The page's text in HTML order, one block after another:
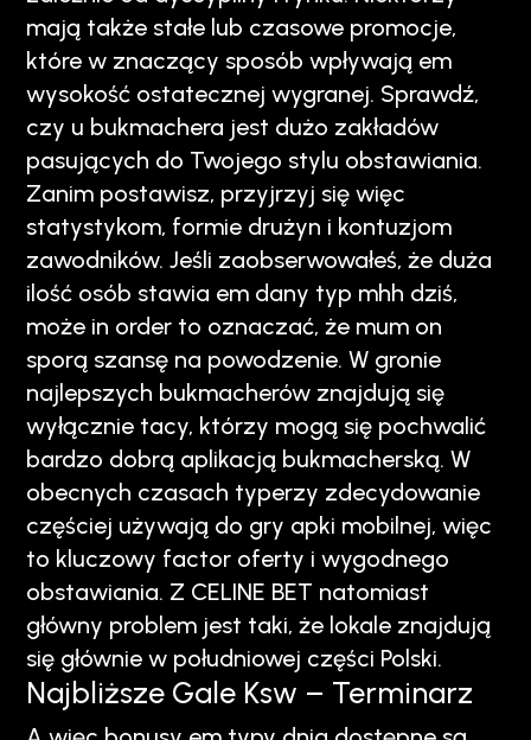
mają także stałe lub czasowe promocje,
które w znaczący sposób wpływają em
wysokość ostatecznej wygranej. Sprawdź,
czy u bukmachera jest dużo zakładów
pasujących do Twojego stylu obstawiania.
Zanim postawisz, przyjrzyj się więc
statystykom, formie drużyn i kontuzjom
zawodników. Jeśli zaobserwowałeś, że duża
ilość osób stawia em dany typ mhh dziś,
może in order to oznaczać, że mum on
sporą szansę na powodzenie. W gronie
najlepszych bukmacherów znajdują się
wyłącznie tacy, którzy mogą się pochwalić
bardzo dobrą aplikacją bukmacherską. W
obecnych czasach typerzy zdecydowanie
częściej używają do gry apki mobilnej, więc
to kluczowy factor oferty i wygodnego
obstawiania. Z CELINE BET natomiast
główny problem jest taki, że lokale znajdują
się głównie w południowej części Polski.
Najbliższe Gale Ksw – Terminarz